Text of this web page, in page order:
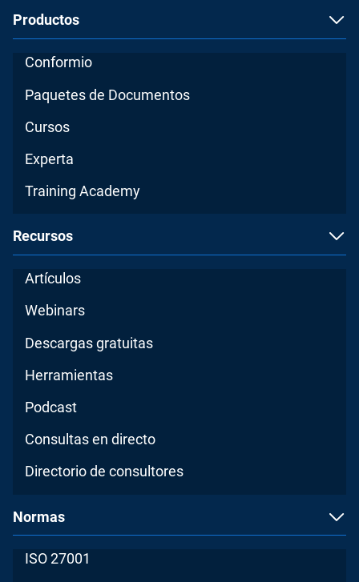
Productos
Conformio
Paquetes de Documentos
Cursos
Experta
Training Academy
Recursos
Artículos
Webinars
Descargas gratuitas
Herramientas
Podcast
Consultas en directo
Directorio de consultores
Normas
ISO 27001